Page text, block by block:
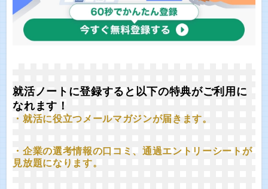
就活ノートに登録すると以下の特典がご利用に
なれます！
・就活に役立つメールマガジンが届きます。
・企業の選考情報の口コミ、通過エントリーシートが
見放題になります。